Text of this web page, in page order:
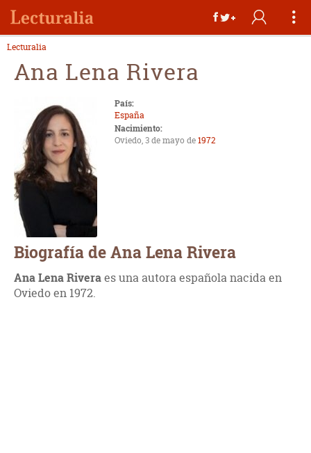
Lecturalia
Ana Lena Rivera
País:
España
Nacimiento:
Oviedo, 3 de mayo de1972
Biografía de Ana Lena Rivera
Ana Lena Riveraes una autora española nacida en
Oviedo en 1972.